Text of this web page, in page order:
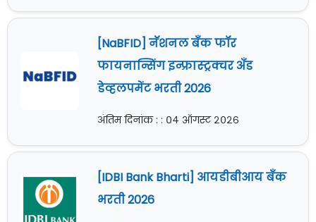
[NaBFID] नॅशनल बँक फॉर
फायनान्सिंग इन्फ्रास्ट्रक्चर अँड
डेव्हलपमेंट भरती 2026
अंतिम दिनांक : : ०४ ऑगस्ट २०२६
[IDBI Bank Bharti] आयडीबीआय बँक
भरती 2026